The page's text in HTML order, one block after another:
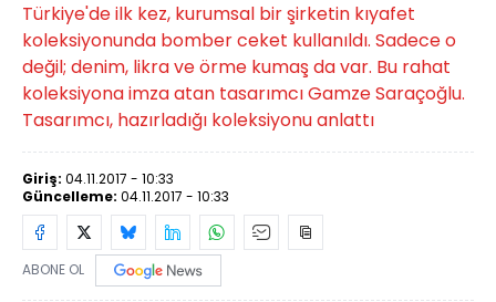
Türkiye'de ilk kez, kurumsal bir şirketin kıyafet
koleksiyonunda bomber ceket kullanıldı. Sadece o
değil; denim, likra ve örme kumaş da var. Bu rahat
koleksiyona imza atan tasarımcı Gamze Saraçoğlu.
Tasarımcı, hazırladığı koleksiyonu anlattı
Giriş: 04.11.2017 - 10:33
Güncelleme: 04.11.2017 - 10:33
ABONE OL